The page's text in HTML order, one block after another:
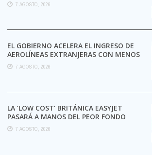
7 AGOSTO, 2026
EL GOBIERNO ACELERA EL INGRESO DE
AEROLÍNEAS EXTRANJERAS CON MENOS
TRÁMITES
7 AGOSTO, 2026
LA ‘LOW COST’ BRITÁNICA EASYJET
PASARÁ A MANOS DEL PEOR FONDO
POSIBLE:
7 AGOSTO, 2026